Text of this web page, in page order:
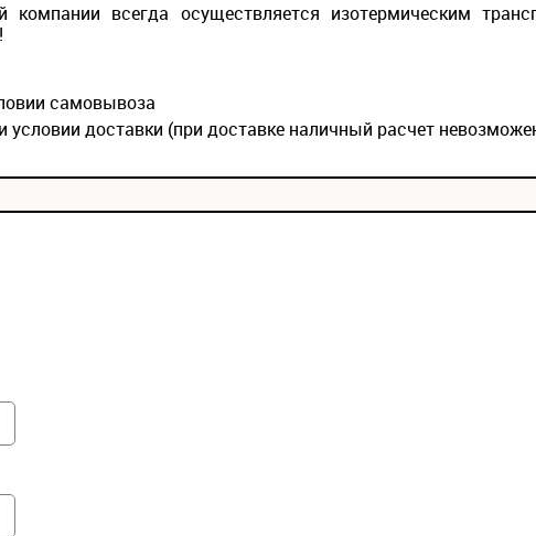
компании всегда осуществляется изотермическим
самовывоза
условии доставки (при доставке наличный расчет